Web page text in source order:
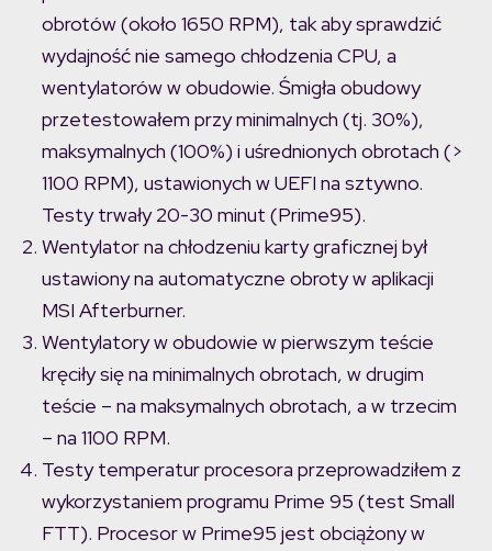
obrotów (około 1650 RPM), tak aby sprawdzić
wydajność nie samego chłodzenia CPU, a
wentylatorów w obudowie. Śmigła obudowy
przetestowałem przy minimalnych (tj. 30%),
maksymalnych (100%) i uśrednionych obrotach (>
1100 RPM), ustawionych w UEFI na sztywno.
Testy trwały 20-30 minut (Prime95).
Wentylator na chłodzeniu karty graficznej był
ustawiony na automatyczne obroty w aplikacji
MSI Afterburner.
Wentylatory w obudowie w pierwszym teście
kręciły się na minimalnych obrotach, w drugim
teście – na maksymalnych obrotach, a w trzecim
– na 1100 RPM.
Testy temperatur procesora przeprowadziłem z
wykorzystaniem programu Prime 95 (test Small
FTT). Procesor w Prime95 jest obciążony w